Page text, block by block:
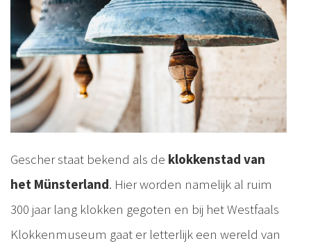
Gescher staat bekend als de klokkenstad van
het Münsterland. Hier worden namelijk al ruim
300 jaar lang klokken gegoten en bij het Westfaals
Klokkenmuseum gaat er letterlijk een wereld van